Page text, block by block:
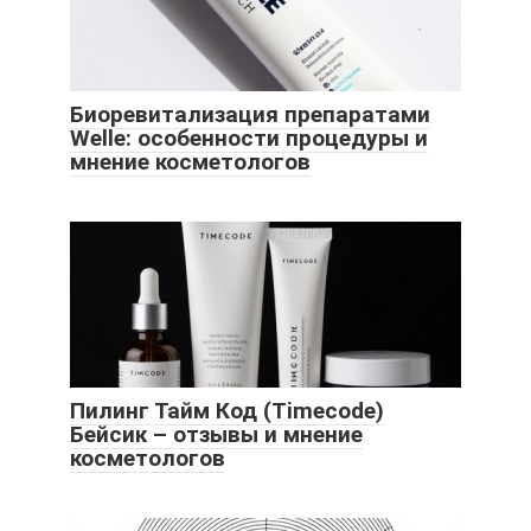
Биоревитализация препаратами
Welle: особенности процедуры и
мнение косметологов
Пилинг Тайм Код (Timecode)
Бейсик – отзывы и мнение
косметологов